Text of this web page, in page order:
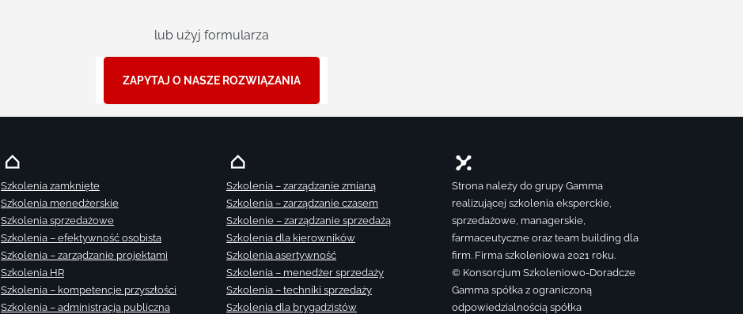
lub użyj formularza
ZAPYTAJ O NASZE ROZWIĄZANIA
Szkolenia zamknięte
Szkolenia menedżerskie
Szkolenia sprzedażowe
Szkolenia – efektywność osobista
Szkolenia – zarządzanie projektami
Szkolenia HR
Szkolenia – kompetencje przyszłości
Szkolenia – administracja publiczna
Szkolenia – zarządzanie zmianą
Szkolenia – zarządzanie czasem
Szkolenie – zarządzanie sprzedażą
Szkolenia dla kierowników
Szkolenia asertywność
Szkolenia – menedżer sprzedaży
Szkolenia – techniki sprzedaży
Szkolenia dla brygadzistów
Strona należy do grupy Gamma
realizującej szkolenia eksperckie,
sprzedażowe, managerskie,
farmaceutyczne oraz team building dla
firm. Firma szkoleniowa 2021 roku.
© Konsorcjum Szkoleniowo-Doradcze
Gamma spółka z ograniczoną
odpowiedzialnością spółka